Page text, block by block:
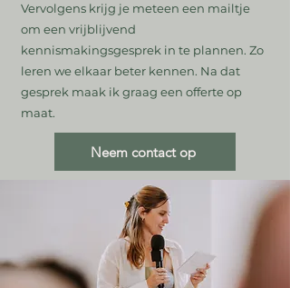
Vervolgens krijg je meteen een mailtje
om een vrijblijvend
kennismakingsgesprek in te plannen. Zo
leren we elkaar beter kennen. Na dat
gesprek maak ik graag een offerte op
maat.
Neem contact op